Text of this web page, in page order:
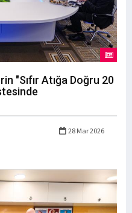
"Sıfır Atığa Doğru 20
28 Mar 2026